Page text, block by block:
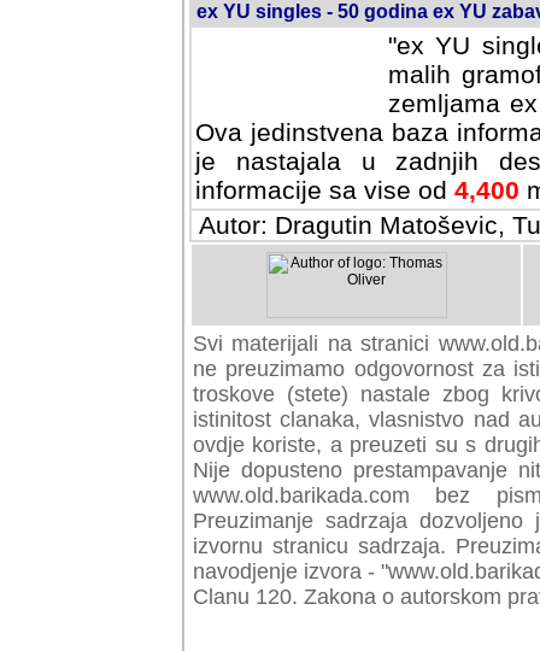
ex YU singles - 50 godina ex YU
"ex YU
malih
zemljama
Ova jedinstvena baza
je nastajala u zadnjih
informacije sa vise od 4,400
Autor: Dragutin Matoševic,
Svi materijali na stranici
preuzimamo odgovornost za
troskove (stete) nastale zbog
istinitost clanaka, vlasnistvo nad
ovdje koriste, a preuzeti su s
Nije dopusteno prestampavanje
www.old.barikada.com bez
Preuzimanje sadrzaja
izvornu stranicu sadrzaja.
navodjenje izvora -
Clanu 120. Zakona o autorskom